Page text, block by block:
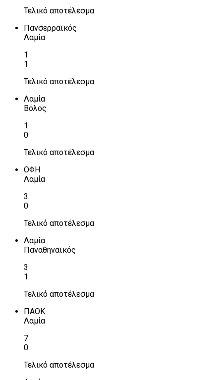
Τελικό αποτέλεσμα
Πανσερραϊκός
Λαμία
1
1
Τελικό αποτέλεσμα
Λαμία
Βόλος
1
0
Τελικό αποτέλεσμα
ΟΦΗ
Λαμία
3
0
Τελικό αποτέλεσμα
Λαμία
Παναθηναϊκός
3
1
Τελικό αποτέλεσμα
ΠΑΟΚ
Λαμία
7
0
Τελικό αποτέλεσμα